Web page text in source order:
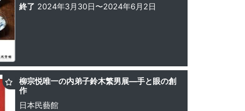
終了 2024年3月30日〜2024年6月2日
柳宗悦唯一の内弟子鈴木繁男展—手と眼の創
作
日本民藝館